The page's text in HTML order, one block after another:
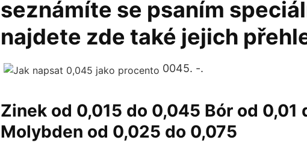
seznámíte se psaním
najdete zde také jejich
0045. -.
Zinek od 0,015 do 0,045 Bór od 0,01
Molybden od 0,025 do 0,075